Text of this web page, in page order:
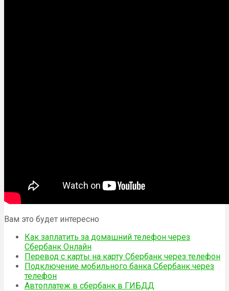
Вам это будет интересно
Как заплатить за домашний телефон через
Сбербанк Онлайн
Перевод с карты на карту Сбербанк через телефон
Подключение мобильного банка Сбербанк через
телефон
Автоплатеж в сбербанк в ГИБДД